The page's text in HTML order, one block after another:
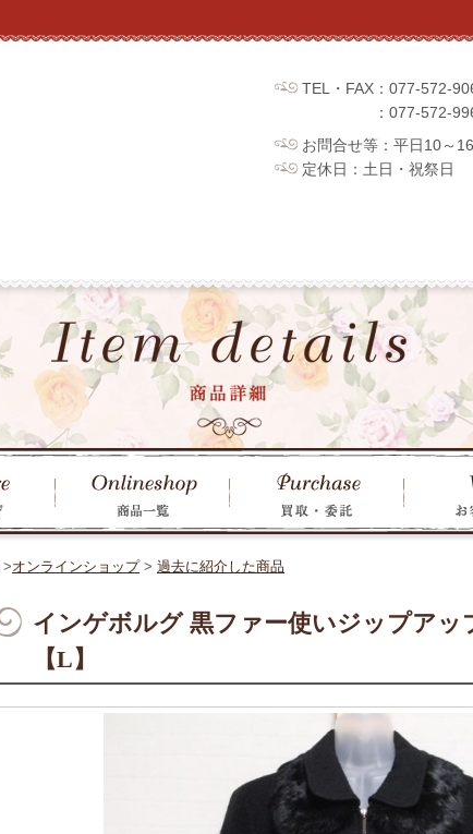
TEL・FAX：077-572-
：077-572-
お問合せ等：平日10～
定休日：土日・祝祭日
>オンラインショップ> 過去に紹介した商品
インゲボルグ 黒ファー使いジップア
【L】